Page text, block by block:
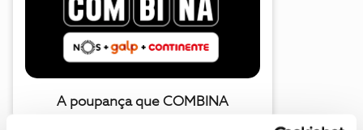
A poupança que COMBINA